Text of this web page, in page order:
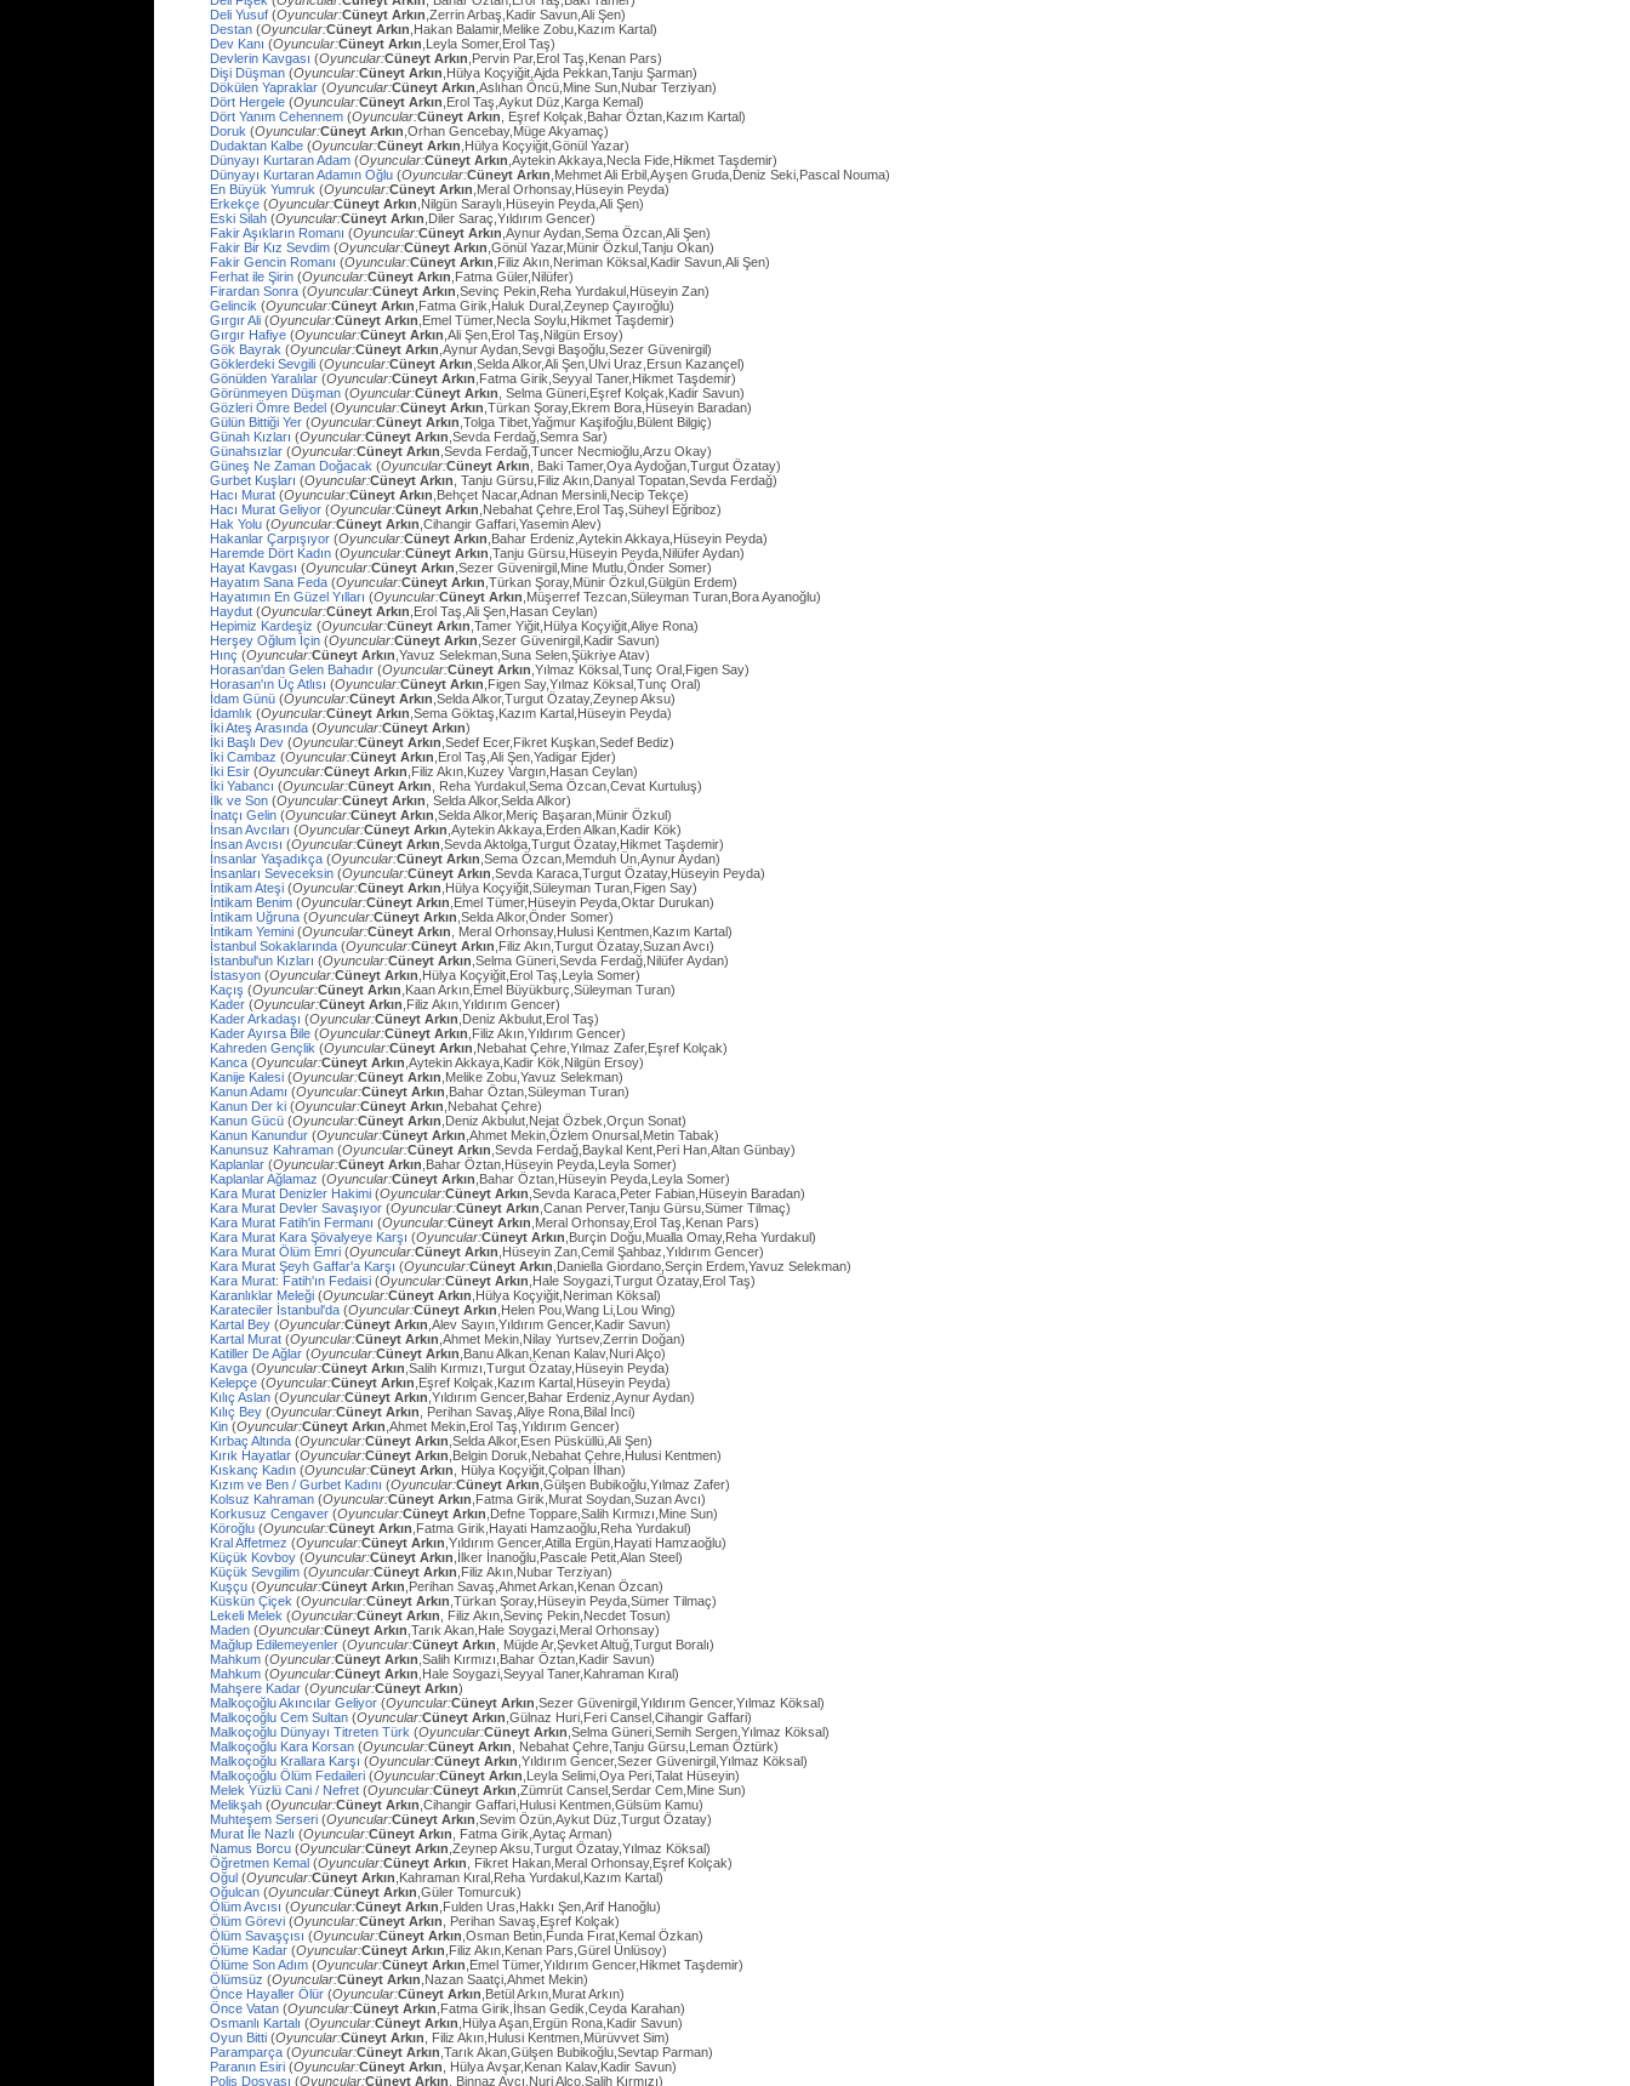
Deli Yusuf (Oyuncular:Cüneyt Arkın ,Zerrin Arbaş,Kadir Savun,Ali Şen)
Destan (Oyuncular:Cüneyt Arkın ,Hakan Balamir,Melike Zobu,Kazım Kartal)
Dev Kanı (Oyuncular:Cüneyt Arkın ,Leyla Somer,Erol Taş)
Devlerin Kavgası (Oyuncular:Cüneyt Arkın ,Pervin Par,Erol Taş,Kenan Pars)
Dişi Düşman (Oyuncular:Cüneyt Arkın ,Hülya Koçyiğit,Ajda Pekkan,Tanju Şarman)
Dökülen Yapraklar (Oyuncular:Cüneyt Arkın ,Aslıhan Öncü,Mine Sun,Nubar Terziyan)
Dört Hergele (Oyuncular:Cüneyt Arkın ,Erol Taş,Aykut Düz,Karga Kemal)
Dört Yanım Cehennem (Oyuncular:Cüneyt Arkın , Eşref Kolçak,Bahar Öztan,Kazım Kartal)
Doruk (Oyuncular:Cüneyt Arkın ,Orhan Gencebay,Müge Akyamaç)
Dudaktan Kalbe (Oyuncular:Cüneyt Arkın ,Hülya Koçyiğit,Gönül Yazar)
Dünyayı Kurtaran Adam (Oyuncular:Cüneyt Arkın ,Aytekin Akkaya,Necla Fide,Hikmet Taşdemir)
Dünyayı Kurtaran Adamın Oğlu (Oyuncular:Cüneyt Arkın ,Mehmet Ali Erbil,Ayşen Gruda,Deniz Seki,Pascal Nouma)
En Büyük Yumruk (Oyuncular:Cüneyt Arkın ,Meral Orhonsay,Hüseyin Peyda)
Erkekçe (Oyuncular:Cüneyt Arkın ,Nilgün Saraylı,Hüseyin Peyda,Ali Şen)
Eski Silah (Oyuncular:Cüneyt Arkın ,Diler Saraç,Yıldırım Gencer)
Fakir Aşıkların Romanı (Oyuncular:Cüneyt Arkın ,Aynur Aydan,Sema Özcan,Ali Şen)
Fakir Bir Kız Sevdim (Oyuncular:Cüneyt Arkın ,Gönül Yazar,Münir Özkul,Tanju Okan)
Fakir Gencin Romanı (Oyuncular:Cüneyt Arkın ,Filiz Akın,Neriman Köksal,Kadir Savun,Ali Şen)
Ferhat ile Şirin (Oyuncular:Cüneyt Arkın ,Fatma Güler,Nilüfer)
Firardan Sonra (Oyuncular:Cüneyt Arkın ,Sevinç Pekin,Reha Yurdakul,Hüseyin Zan)
Gelincik (Oyuncular:Cüneyt Arkın ,Fatma Girik,Haluk Dural,Zeynep Çayıroğlu)
Gırgır Ali (Oyuncular:Cüneyt Arkın ,Emel Tümer,Necla Soylu,Hikmet Taşdemir)
Gırgır Hafiye (Oyuncular:Cüneyt Arkın ,Ali Şen,Erol Taş,Nilgün Ersoy)
Gök Bayrak (Oyuncular:Cüneyt Arkın ,Aynur Aydan,Sevgi Başoğlu,Sezer Güvenirgil)
Göklerdeki Sevgili (Oyuncular:Cüneyt Arkın ,Selda Alkor,Ali Şen,Ulvi Uraz,Ersun Kazançel)
Gönülden Yaralılar (Oyuncular:Cüneyt Arkın ,Fatma Girik,Seyyal Taner,Hikmet Taşdemir)
Görünmeyen Düşman (Oyuncular:Cüneyt Arkın , Selma Güneri,Eşref Kolçak,Kadir Savun)
Gözleri Ömre Bedel (Oyuncular:Cüneyt Arkın ,Türkan Şoray,Ekrem Bora,Hüseyin Baradan)
Gülün Bittiği Yer (Oyuncular:Cüneyt Arkın ,Tolga Tibet,Yağmur Kaşifoğlu,Bülent Bilgiç)
Günah Kızları (Oyuncular:Cüneyt Arkın ,Sevda Ferdağ,Semra Sar)
Günahsızlar (Oyuncular:Cüneyt Arkın ,Sevda Ferdağ,Tuncer Necmioğlu,Arzu Okay)
Güneş Ne Zaman Doğacak (Oyuncular:Cüneyt Arkın , Baki Tamer,Oya Aydoğan,Turgut Özatay)
Gurbet Kuşları (Oyuncular:Cüneyt Arkın , Tanju Gürsu,Filiz Akın,Danyal Topatan,Sevda Ferdağ)
Hacı Murat (Oyuncular:Cüneyt Arkın ,Behçet Nacar,Adnan Mersinli,Necip Tekçe)
Hacı Murat Geliyor (Oyuncular:Cüneyt Arkın ,Nebahat Çehre,Erol Taş,Süheyl Eğriboz)
Hak Yolu (Oyuncular:Cüneyt Arkın ,Cihangir Gaffari,Yasemin Alev)
Hakanlar Çarpışıyor (Oyuncular:Cüneyt Arkın ,Bahar Erdeniz,Aytekin Akkaya,Hüseyin Peyda)
Haremde Dört Kadın (Oyuncular:Cüneyt Arkın ,Tanju Gürsu,Hüseyin Peyda,Nilüfer Aydan)
Hayat Kavgası (Oyuncular:Cüneyt Arkın ,Sezer Güvenirgil,Mine Mutlu,Önder Somer)
Hayatım Sana Feda (Oyuncular:Cüneyt Arkın ,Türkan Şoray,Münir Özkul,Gülgün Erdem)
Hayatımın En Güzel Yılları (Oyuncular:Cüneyt Arkın ,Müşerref Tezcan,Süleyman Turan,Bora Ayanoğlu)
Haydut (Oyuncular:Cüneyt Arkın ,Erol Taş,Ali Şen,Hasan Ceylan)
Hepimiz Kardeşiz (Oyuncular:Cüneyt Arkın ,Tamer Yiğit,Hülya Koçyiğit,Aliye Rona)
Herşey Oğlum İçin (Oyuncular:Cüneyt Arkın ,Sezer Güvenirgil,Kadir Savun)
Hınç (Oyuncular:Cüneyt Arkın ,Yavuz Selekman,Suna Selen,Şükriye Atav)
Horasan'dan Gelen Bahadır (Oyuncular:Cüneyt Arkın ,Yılmaz Köksal,Tunç Oral,Figen Say)
Horasan'ın Üç Atlısı (Oyuncular:Cüneyt Arkın ,Figen Say,Yılmaz Köksal,Tunç Oral)
İdam Günü (Oyuncular:Cüneyt Arkın ,Selda Alkor,Turgut Özatay,Zeynep Aksu)
İdamlık (Oyuncular:Cüneyt Arkın ,Sema Göktaş,Kazım Kartal,Hüseyin Peyda)
İki Ateş Arasında (Oyuncular:Cüneyt Arkın)
İki Başlı Dev (Oyuncular:Cüneyt Arkın ,Sedef Ecer,Fikret Kuşkan,Sedef Bediz)
İki Cambaz (Oyuncular:Cüneyt Arkın ,Erol Taş,Ali Şen,Yadigar Ejder)
İki Esir (Oyuncular:Cüneyt Arkın ,Filiz Akın,Kuzey Vargın,Hasan Ceylan)
İki Yabancı (Oyuncular:Cüneyt Arkın , Reha Yurdakul,Sema Özcan,Cevat Kurtuluş)
İlk ve Son (Oyuncular:Cüneyt Arkın , Selda Alkor,Selda Alkor)
İnatçı Gelin (Oyuncular:Cüneyt Arkın ,Selda Alkor,Meriç Başaran,Münir Özkul)
İnsan Avcıları (Oyuncular:Cüneyt Arkın ,Aytekin Akkaya,Erden Alkan,Kadir Kök)
İnsan Avcısı (Oyuncular:Cüneyt Arkın ,Sevda Aktolga,Turgut Özatay,Hikmet Taşdemir)
İnsanlar Yaşadıkça (Oyuncular:Cüneyt Arkın ,Sema Özcan,Memduh Ün,Aynur Aydan)
İnsanları Seveceksin (Oyuncular:Cüneyt Arkın ,Sevda Karaca,Turgut Özatay,Hüseyin Peyda)
İntikam Ateşi (Oyuncular:Cüneyt Arkın ,Hülya Koçyiğit,Süleyman Turan,Figen Say)
İntikam Benim (Oyuncular:Cüneyt Arkın ,Emel Tümer,Hüseyin Peyda,Oktar Durukan)
İntikam Uğruna (Oyuncular:Cüneyt Arkın ,Selda Alkor,Önder Somer)
İntikam Yemini (Oyuncular:Cüneyt Arkın , Meral Orhonsay,Hulusi Kentmen,Kazım Kartal)
İstanbul Sokaklarında (Oyuncular:Cüneyt Arkın ,Filiz Akın,Turgut Özatay,Suzan Avcı)
İstanbul'un Kızları (Oyuncular:Cüneyt Arkın ,Selma Güneri,Sevda Ferdağ,Nilüfer Aydan)
İstasyon (Oyuncular:Cüneyt Arkın ,Hülya Koçyiğit,Erol Taş,Leyla Somer)
Kaçış (Oyuncular:Cüneyt Arkın ,Kaan Arkın,Emel Büyükburç,Süleyman Turan)
Kader (Oyuncular:Cüneyt Arkın ,Filiz Akın,Yıldırım Gencer)
Kader Arkadaşı (Oyuncular:Cüneyt Arkın ,Deniz Akbulut,Erol Taş)
Kader Ayırsa Bile (Oyuncular:Cüneyt Arkın ,Filiz Akın,Yıldırım Gencer)
Kahreden Gençlik (Oyuncular:Cüneyt Arkın ,Nebahat Çehre,Yılmaz Zafer,Eşref Kolçak)
Kanca (Oyuncular:Cüneyt Arkın ,Aytekin Akkaya,Kadir Kök,Nilgün Ersoy)
Kanije Kalesi (Oyuncular:Cüneyt Arkın ,Melike Zobu,Yavuz Selekman)
Kanun Adamı (Oyuncular:Cüneyt Arkın ,Bahar Öztan,Süleyman Turan)
Kanun Der ki (Oyuncular:Cüneyt Arkın ,Nebahat Çehre)
Kanun Gücü (Oyuncular:Cüneyt Arkın ,Deniz Akbulut,Nejat Özbek,Orçun Sonat)
Kanun Kanundur (Oyuncular:Cüneyt Arkın ,Ahmet Mekin,Özlem Onursal,Metin Tabak)
Kanunsuz Kahraman (Oyuncular:Cüneyt Arkın ,Sevda Ferdağ,Baykal Kent,Peri Han,Altan Günbay)
Kaplanlar (Oyuncular:Cüneyt Arkın ,Bahar Öztan,Hüseyin Peyda,Leyla Somer)
Kaplanlar Ağlamaz (Oyuncular:Cüneyt Arkın ,Bahar Öztan,Hüseyin Peyda,Leyla Somer)
Kara Murat Denizler Hakimi (Oyuncular:Cüneyt Arkın ,Sevda Karaca,Peter Fabian,Hüseyin Baradan)
Kara Murat Devler Savaşıyor (Oyuncular:Cüneyt Arkın ,Canan Perver,Tanju Gürsu,Sümer Tilmaç)
Kara Murat Fatih'in Fermanı (Oyuncular:Cüneyt Arkın ,Meral Orhonsay,Erol Taş,Kenan Pars)
Kara Murat Kara Şövalyeye Karşı (Oyuncular:Cüneyt Arkın ,Burçin Doğu,Mualla Omay,Reha Yurdakul)
Kara Murat Ölüm Emri (Oyuncular:Cüneyt Arkın ,Hüseyin Zan,Cemil Şahbaz,Yıldırım Gencer)
Kara Murat Şeyh Gaffar'a Karşı (Oyuncular:Cüneyt Arkın ,Daniella Giordano,Serçin Erdem,Yavuz Selekman)
Kara Murat: Fatih'ın Fedaisi (Oyuncular:Cüneyt Arkın ,Hale Soygazi,Turgut Özatay,Erol Taş)
Karanlıklar Meleği (Oyuncular:Cüneyt Arkın ,Hülya Koçyiğit,Neriman Köksal)
Karateciler İstanbul'da (Oyuncular:Cüneyt Arkın ,Helen Pou,Wang Li,Lou Wing)
Kartal Bey (Oyuncular:Cüneyt Arkın ,Alev Sayın,Yıldırım Gencer,Kadir Savun)
Kartal Murat (Oyuncular:Cüneyt Arkın ,Ahmet Mekin,Nilay Yurtsev,Zerrin Doğan)
Katiller De Ağlar (Oyuncular:Cüneyt Arkın ,Banu Alkan,Kenan Kalav,Nuri Alço)
Kavga (Oyuncular:Cüneyt Arkın ,Salih Kırmızı,Turgut Özatay,Hüseyin Peyda)
Kelepçe (Oyuncular:Cüneyt Arkın ,Eşref Kolçak,Kazım Kartal,Hüseyin Peyda)
Kılıç Aslan (Oyuncular:Cüneyt Arkın ,Yıldırım Gencer,Bahar Erdeniz,Aynur Aydan)
Kılıç Bey (Oyuncular:Cüneyt Arkın , Perihan Savaş,Aliye Rona,Bilal İnci)
Kin (Oyuncular:Cüneyt Arkın ,Ahmet Mekin,Erol Taş,Yıldırım Gencer)
Kırbaç Altında (Oyuncular:Cüneyt Arkın ,Selda Alkor,Esen Püsküllü,Ali Şen)
Kırık Hayatlar (Oyuncular:Cüneyt Arkın ,Belgin Doruk,Nebahat Çehre,Hulusi Kentmen)
Kıskanç Kadın (Oyuncular:Cüneyt Arkın , Hülya Koçyiğit,Çolpan İlhan)
Kızım ve Ben / Gurbet Kadını (Oyuncular:Cüneyt Arkın ,Gülşen Bubikoğlu,Yılmaz Zafer)
Kolsuz Kahraman (Oyuncular:Cüneyt Arkın ,Fatma Girik,Murat Soydan,Suzan Avcı)
Korkusuz Cengaver (Oyuncular:Cüneyt Arkın ,Defne Toppare,Salih Kırmızı,Mine Sun)
Köroğlu (Oyuncular:Cüneyt Arkın ,Fatma Girik,Hayati Hamzaoğlu,Reha Yurdakul)
Kral Affetmez (Oyuncular:Cüneyt Arkın ,Yıldırım Gencer,Atilla Ergün,Hayati Hamzaoğlu)
Küçük Kovboy (Oyuncular:Cüneyt Arkın ,İlker İnanoğlu,Pascale Petit,Alan Steel)
Küçük Sevgilim (Oyuncular:Cüneyt Arkın ,Filiz Akın,Nubar Terziyan)
Kuşçu (Oyuncular:Cüneyt Arkın ,Perihan Savaş,Ahmet Arkan,Kenan Özcan)
Küskün Çiçek (Oyuncular:Cüneyt Arkın ,Türkan Şoray,Hüseyin Peyda,Sümer Tilmaç)
Lekeli Melek (Oyuncular:Cüneyt Arkın , Filiz Akın,Sevinç Pekin,Necdet Tosun)
Maden (Oyuncular:Cüneyt Arkın ,Tarık Akan,Hale Soygazi,Meral Orhonsay)
Mağlup Edilemeyenler (Oyuncular:Cüneyt Arkın , Müjde Ar,Şevket Altuğ,Turgut Boralı)
Mahkum (Oyuncular:Cüneyt Arkın ,Salih Kırmızı,Bahar Öztan,Kadir Savun)
Mahkum (Oyuncular:Cüneyt Arkın ,Hale Soygazi,Seyyal Taner,Kahraman Kıral)
Mahşere Kadar (Oyuncular:Cüneyt Arkın)
Malkoçoğlu Akıncılar Geliyor (Oyuncular:Cüneyt Arkın ,Sezer Güvenirgil,Yıldırım Gencer,Yılmaz Köksal)
Malkoçoğlu Cem Sultan (Oyuncular:Cüneyt Arkın ,Gülnaz Huri,Feri Cansel,Cihangir Gaffari)
Malkoçoğlu Dünyayı Titreten Türk (Oyuncular:Cüneyt Arkın ,Selma Güneri,Semih Sergen,Yılmaz Köksal)
Malkoçoğlu Kara Korsan (Oyuncular:Cüneyt Arkın , Nebahat Çehre,Tanju Gürsu,Leman Öztürk)
Malkoçoğlu Krallara Karşı (Oyuncular:Cüneyt Arkın ,Yıldırım Gencer,Sezer Güvenirgil,Yılmaz Köksal)
Malkoçoğlu Ölüm Fedaileri (Oyuncular:Cüneyt Arkın ,Leyla Selimi,Oya Peri,Talat Hüseyin)
Melek Yüzlü Cani / Nefret (Oyuncular:Cüneyt Arkın ,Zümrüt Cansel,Serdar Cem,Mine Sun)
Melikşah (Oyuncular:Cüneyt Arkın ,Cihangir Gaffari,Hulusi Kentmen,Gülsüm Kamu)
Muhteşem Serseri (Oyuncular:Cüneyt Arkın ,Sevim Özün,Aykut Düz,Turgut Özatay)
Murat İle Nazlı (Oyuncular:Cüneyt Arkın , Fatma Girik,Aytaç Arman)
Namus Borcu (Oyuncular:Cüneyt Arkın ,Zeynep Aksu,Turgut Özatay,Yılmaz Köksal)
Öğretmen Kemal (Oyuncular:Cüneyt Arkın , Fikret Hakan,Meral Orhonsay,Eşref Kolçak)
Oğul (Oyuncular:Cüneyt Arkın ,Kahraman Kıral,Reha Yurdakul,Kazım Kartal)
Oğulcan (Oyuncular:Cüneyt Arkın ,Güler Tomurcuk)
Ölüm Avcısı (Oyuncular:Cüneyt Arkın ,Fulden Uras,Hakkı Şen,Arif Hanoğlu)
Ölüm Görevi (Oyuncular:Cüneyt Arkın , Perihan Savaş,Eşref Kolçak)
Ölüm Savaşçısı (Oyuncular:Cüneyt Arkın ,Osman Betin,Funda Fırat,Kemal Özkan)
Ölüme Kadar (Oyuncular:Cüneyt Arkın ,Filiz Akın,Kenan Pars,Gürel Ünlüsoy)
Ölüme Son Adım (Oyuncular:Cüneyt Arkın ,Emel Tümer,Yıldırım Gencer,Hikmet Taşdemir)
Ölümsüz (Oyuncular:Cüneyt Arkın ,Nazan Saatçi,Ahmet Mekin)
Önce Hayaller Ölür (Oyuncular:Cüneyt Arkın ,Betül Arkın,Murat Arkın)
Önce Vatan (Oyuncular:Cüneyt Arkın ,Fatma Girik,İhsan Gedik,Ceyda Karahan)
Osmanlı Kartalı (Oyuncular:Cüneyt Arkın ,Hülya Aşan,Ergün Rona,Kadir Savun)
Oyun Bitti (Oyuncular:Cüneyt Arkın , Filiz Akın,Hulusi Kentmen,Mürüvvet Sim)
Paramparça (Oyuncular:Cüneyt Arkın ,Tarık Akan,Gülşen Bubikoğlu,Sevtap Parman)
Paranın Esiri (Oyuncular:Cüneyt Arkın , Hülya Avşar,Kenan Kalav,Kadir Savun)
Polis Dosyası (Oyuncular:Cüneyt Arkın , Binnaz Avcı,Nuri Alço,Salih Kırmızı)